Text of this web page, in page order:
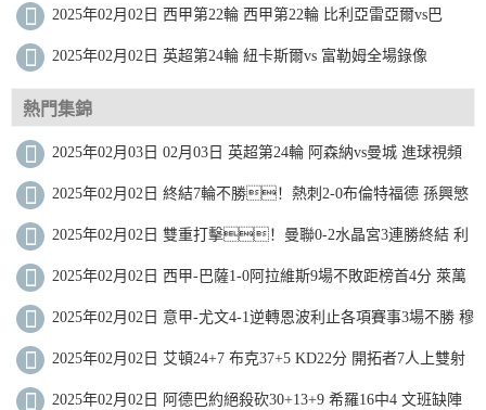
2025年02月02日 西甲第22輪 西甲第22輪 比利亞雷亞爾vs巴
2025年02月02日 英超第24輪 紐卡斯爾vs 富勒姆全場錄像
熱門集錦
2025年02月03日 02月03日 英超第24輪 阿森納vs曼城 進球視頻
2025年02月02日 終結7輪不勝！熱刺2-0布倫特福德 孫興慜
造烏龍+助攻薩爾破門
2025年02月02日 雙重打擊！曼聯0-2水晶宮3連勝終結 利
馬重傷痛哭傷退馬特塔雙響
2025年02月02日 西甲-巴薩1-0阿拉維斯9場不敗距榜首4分 萊萬
製勝加維傷退
2025年02月02日 意甲-尤文4-1逆轉恩波利止各項賽事3場不勝 穆
阿尼雙響DV9世界波
2025年02月02日 艾頓24+7 布克37+5 KD22分 開拓者7人上雙射
落太陽近8戰7勝
2025年02月02日 阿德巴約絕殺砍30+13+9 希羅16中4 文班缺陣